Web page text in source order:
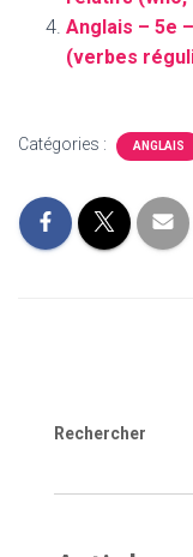
Anglais – 5e
(verbes
Catégories : ANGLAIS
Rechercher